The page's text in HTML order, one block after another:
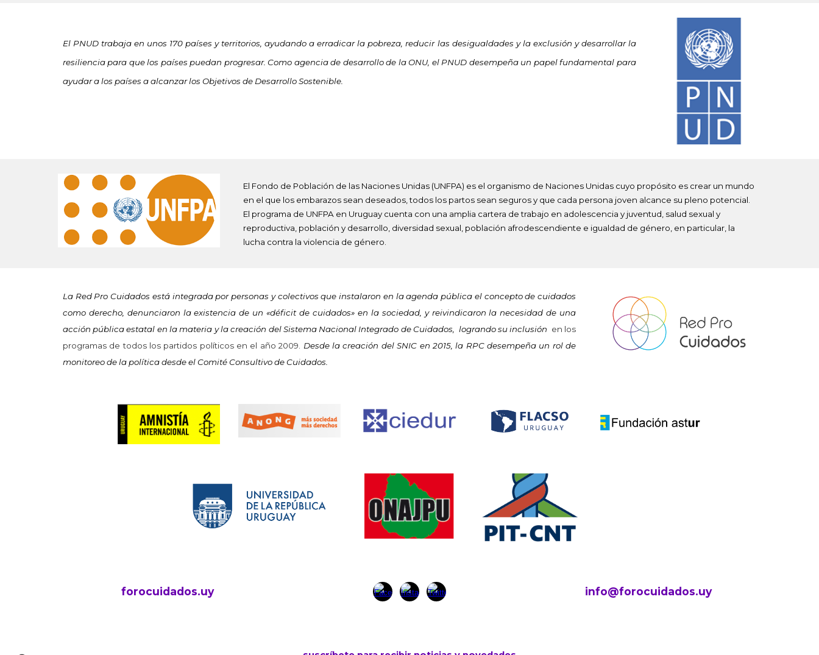
El PNUD trabaja en unos 170 países y territorios, ayudando a erradicar la pobreza, reducir las desigualdades y la exclusión y desarrollar la
resiliencia para que los países puedan progresar. Como agencia de desarrollo de la ONU, el PNUD desempeña un papel fundamental para
ayudar a los países a alcanzar los Objetivos de Desarrollo Sostenible.
El Fondo de Población de las Naciones Unidas (UNFPA) es el organismo de Naciones Unidas cuyo propósito es crear un mundo
en el que los embarazos sean deseados, todos los partos sean seguros y que cada persona joven alcance su pleno potencial.
El programa de UNFPA en Uruguay cuenta con una amplia cartera de trabajo en adolescencia y juventud, salud sexual y
reproductiva, población y desarrollo, diversidad sexual, población afrodescendiente e igualdad de género, en particular, la
lucha contra la violencia de género.
La Red Pro Cuidados está integrada por personas y colectivos que instalaron en la agenda pública el concepto de cuidados
como derecho, denunciaron la existencia de un «déficit de cuidados» en la sociedad, y reivindicaron la necesidad de una
acción pública estatal en la materia y la creación del Sistema Nacional Integrado de Cuidados, logrando su inclusión en los
programas de todos los partidos políticos en el año 2009. Desde la creación del SNIC en 2015, la RPC desempeña un rol de
monitoreo de la política desde el Comité Consultivo de Cuidados.
forocuidados.uy info@forocuidados.uy